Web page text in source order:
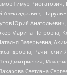
Тимур Рифгатович,
Алексадрович,
Юрий Анатольевич,
Марина Петровна,
Валерьевна,
Рачинский
Дмитриевич,
Светлана